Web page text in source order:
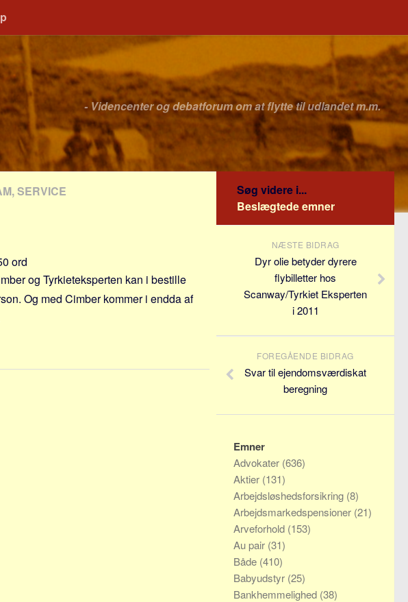
- Videncenter og debatforum om at flytte til udlandet m.m.
SERVICE
ord
og Tyrkieteksperten kan i bestille
Og med Cimber kommer i endda af
Søg videre i...
Beslægtede emner
NÆSTE BIDRAG
Dyr olie betyder dyrere
flybilletter hos
Scanway/Tyrkiet Eksperten
i 2011
FOREGÅENDE BIDRAG
Svar til ejendomsværdiskat
beregning
Emner
Advokater (636)
Aktier (131)
Arbejdsløshedsforsikring (8)
Arbejdsmarkedspensioner (21)
Arveforhold (153)
Au pair (31)
Både (410)
Babyudstyr (25)
Bankhemmelighed (38)